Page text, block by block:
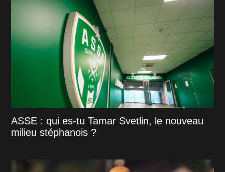
ASSE : qui es-tu Tamar Svetlin, le nouveau
milieu stéphanois ?